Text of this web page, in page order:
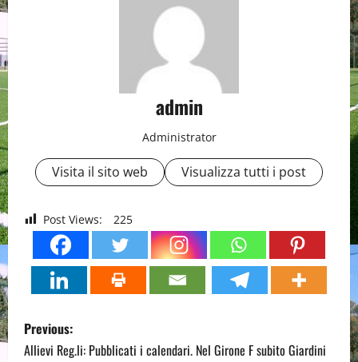
admin
Administrator
Visita il sito web Visualizza tutti i post
Post Views: 225
P
Previous:
Allievi Reg.li: Pubblicati i calendari. Nel Girone F subito Giardini